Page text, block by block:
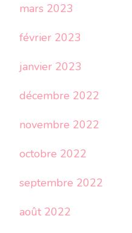
mars 2023
février 2023
janvier 2023
décembre 2022
novembre 2022
octobre 2022
septembre 2022
août 2022